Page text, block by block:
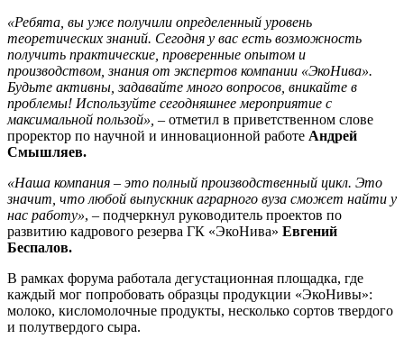
«Ребята, вы уже получили определенный уровень
теоретических знаний. Сегодня у вас есть возможность
получить практические, проверенные опытом и
производством, знания от экспертов компании «ЭкоНива».
Будьте активны, задавайте много вопросов, вникайте в
проблемы! Используйте сегодняшнее мероприятие с
максимальной пользой», – отметил в приветственном слове
проректор по научной и инновационной работе Андрей
Смышляев.
«Наша компания – это полный производственный цикл. Это
значит, что любой выпускник аграрного вуза сможет найти у
нас работу», – подчеркнул руководитель проектов по
развитию кадрового резерва ГК «ЭкоНива» Евгений
Беспалов.
В рамках форума работала дегустационная площадка, где
каждый мог попробовать образцы продукции «ЭкоНивы»:
молоко, кисломолочные продукты, несколько сортов твердого
и полутвердого сыра.